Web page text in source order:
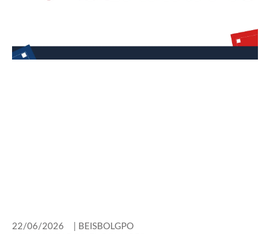
22/06/2026
BEISBOLGPO